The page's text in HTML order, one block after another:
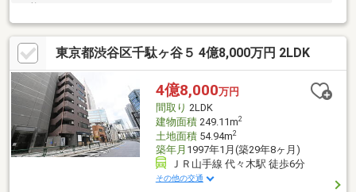
可能
東京都渋谷区千駄ヶ谷５ 4億8,000万円 2LDK
4億8,000万円
間取り 2LDK
建物面積249.11m2
土地面積54.94m2
築年月 1997年1月(築29年8ヶ月)
ＪＲ山手線 代々木駅 徒歩6分
その他の交通